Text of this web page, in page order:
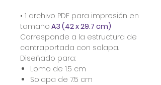
• 1 archivo PDF para impresión en
tamaño A3 (42 x 29.7 cm)
Corresponde a la estructura de
contraportada con solapa.
Diseñado para:
Lomo de 1.5 cm
Solapa de 7.5 cm